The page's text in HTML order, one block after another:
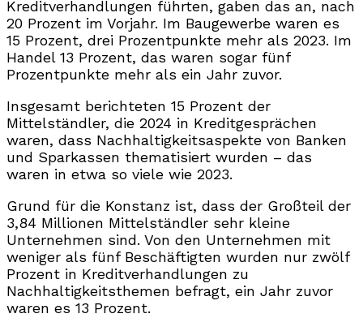
Kreditverhandlungen führten, gaben das an, nach
20 Prozent im Vorjahr. Im Baugewerbe waren es
15 Prozent, drei Prozentpunkte mehr als 2023. Im
Handel 13 Prozent, das waren sogar fünf
Prozentpunkte mehr als ein Jahr zuvor.
Insgesamt berichteten 15 Prozent der
Mittelständler, die 2024 in Kreditgesprächen
waren, dass Nachhaltigkeitsaspekte von Banken
und Sparkassen thematisiert wurden – das
waren in etwa so viele wie 2023.
Grund für die Konstanz ist, dass der Großteil der
3,84 Millionen Mittelständler sehr kleine
Unternehmen sind. Von den Unternehmen mit
weniger als fünf Beschäftigten wurden nur zwölf
Prozent in Kreditverhandlungen zu
Nachhaltigkeitsthemen befragt, ein Jahr zuvor
waren es 13 Prozent.